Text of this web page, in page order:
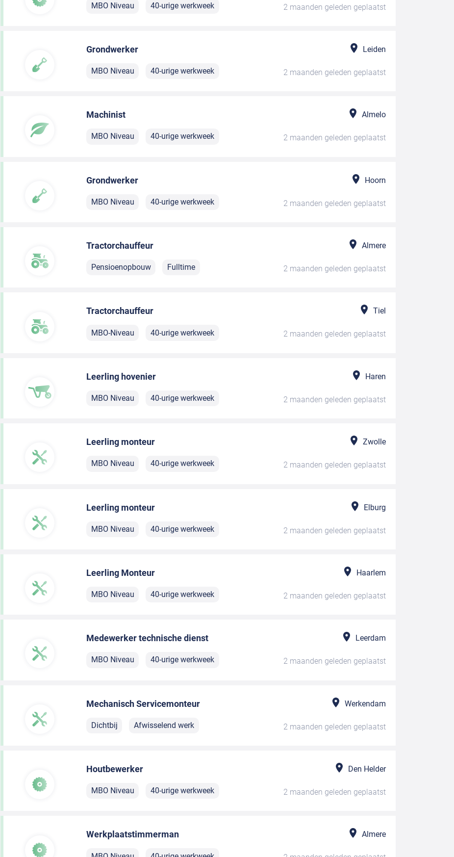
MBO Niveau 40-urige werkweek 2 maanden geleden geplaatst
Grondwerker Leiden
MBO Niveau 40-urige werkweek 2 maanden geleden geplaatst
Machinist Almelo
MBO Niveau 40-urige werkweek 2 maanden geleden geplaatst
Grondwerker Hoorn
MBO Niveau 40-urige werkweek 2 maanden geleden geplaatst
Tractorchauffeur Almere
Pensioenopbouw Fulltime 2 maanden geleden geplaatst
Tractorchauffeur Tiel
MBO-Niveau 40-urige werkweek 2 maanden geleden geplaatst
Leerling hovenier Haren
MBO Niveau 40-urige werkweek 2 maanden geleden geplaatst
Leerling monteur Zwolle
MBO Niveau 40-urige werkweek 2 maanden geleden geplaatst
Leerling monteur Elburg
MBO Niveau 40-urige werkweek 2 maanden geleden geplaatst
Leerling Monteur Haarlem
MBO Niveau 40-urige werkweek 2 maanden geleden geplaatst
Medewerker technische dienst Leerdam
MBO Niveau 40-urige werkweek 2 maanden geleden geplaatst
Mechanisch Servicemonteur Werkendam
Dichtbij Afwisselend werk 2 maanden geleden geplaatst
Houtbewerker Den Helder
MBO Niveau 40-urige werkweek 2 maanden geleden geplaatst
Werkplaatstimmerman Almere